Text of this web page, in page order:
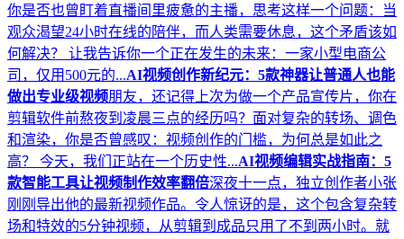
你是否也曾盯着直播间里疲惫的主播，思考这样一个问题：当
观众渴望24小时在线的陪伴，而人类需要休息，这个矛盾该如
何解决？ 让我告诉你一个正在发生的未来：一家小型电商公
司，仅用500元的...AI视频创作新纪元：5款神器让普通人也能
做出专业级视频朋友，还记得上次为做一个产品宣传片，你在
剪辑软件前熬夜到凌晨三点的经历吗？面对复杂的转场、调色
和渲染，你是否曾感叹：视频创作的门槛，为何总是如此之
高？ 今天，我们正站在一个历史性...AI视频编辑实战指南：5
款智能工具让视频制作效率翻倍深夜十一点，独立创作者小张
刚刚导出他的最新视频作品。令人惊讶的是，这个包含复杂转
场和特效的5分钟视频，从剪辑到成品只用了不到两小时。就